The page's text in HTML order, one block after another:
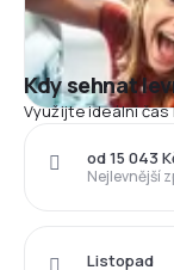
Kdy sehnat
Využijte ideální
Nejlevnější
od 15 043
Listopad